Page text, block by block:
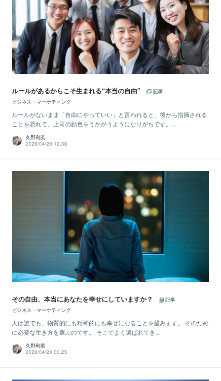
ルールがあるからこそ生まれる“本当の自由”
記事
ビジネス・マーケティング
ルールがないまま「自由にやっていい」と言われると、後から指摘される
ことを恐れて、上司の顔色をうかがうようになりがちです。...
久野利英
2026/04/20 12:38
その自由、本当にあなたを幸せにしていますか？
記事
ビジネス・マーケティング
人は誰でも、物質的にも精神的にも幸せになることを望みます。 そのため
に必要な生き方を選ぶのです。 そこでよく選ばれてき...
久野利英
2026/04/20 00:25